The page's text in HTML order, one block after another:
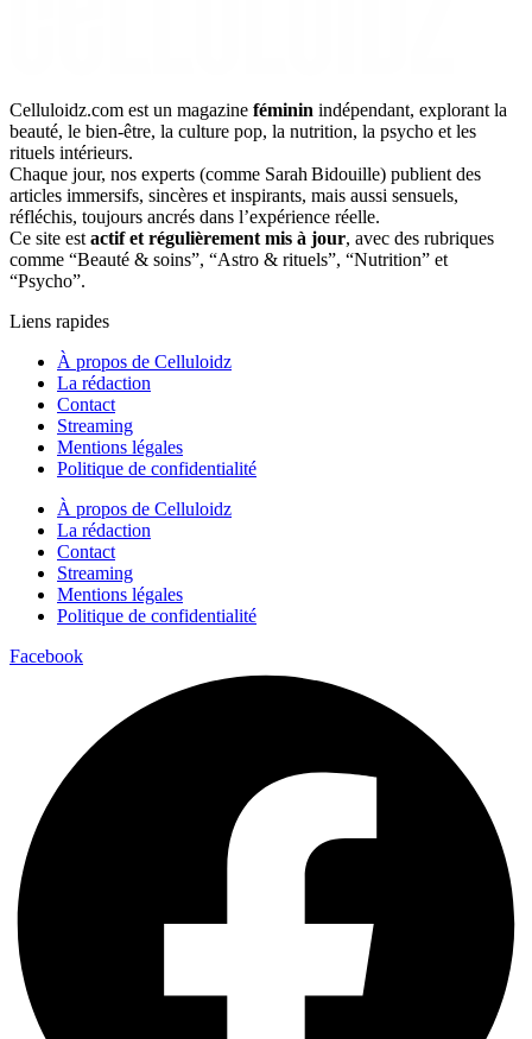
Celluloidz.com est un magazine féminin indépendant, explorant la
beauté, le bien‑être, la culture pop, la nutrition, la psycho et les
rituels intérieurs.
Chaque jour, nos experts (comme Sarah Bidouille) publient des
articles immersifs, sincères et inspirants, mais aussi sensuels,
réfléchis, toujours ancrés dans l’expérience réelle.
Ce site est actif et régulièrement mis à jour, avec des rubriques
comme “Beauté & soins”, “Astro & rituels”, “Nutrition” et
“Psycho”.
Liens rapides
À propos de Celluloidz
La rédaction
Contact
Streaming
Mentions légales
Politique de confidentialité
À propos de Celluloidz
La rédaction
Contact
Streaming
Mentions légales
Politique de confidentialité
Facebook